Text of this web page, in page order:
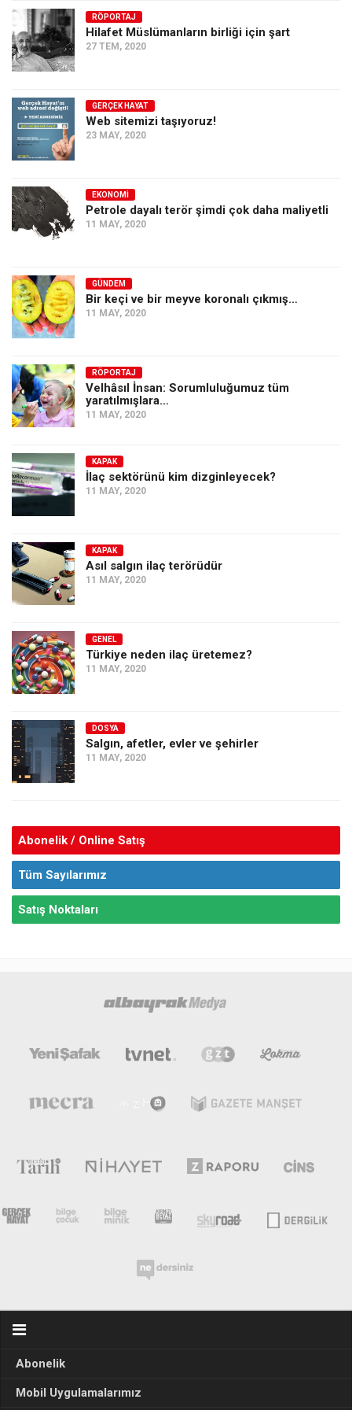
Ekonomi
Spor
Manzara
Sağlık
Gıda-Beslenme
Hayat
Siyaset
Dünya
Asya
Afrika
Avustralya
Tarih
Dosyalar
RÖPORTAJ
Hilafet Müslümanların birliği için şart
27 TEM, 2020
GERÇEK HAYAT
Web sitemizi taşıyoruz!
23 MAY, 2020
EKONOMI
Petrole dayalı terör şimdi çok daha maliyetli
11 MAY, 2020
GÜNDEM
Bir keçi ve bir meyve koronalı çıkmış…
11 MAY, 2020
RÖPORTAJ
Velhâsıl İnsan: Sorumluluğumuz tüm
yaratılmışlara…
11 MAY, 2020
KAPAK
İlaç sektörünü kim dizginleyecek?
11 MAY, 2020
KAPAK
Asıl salgın ilaç terörüdür
11 MAY, 2020
GENEL
Türkiye neden ilaç üretemez?
11 MAY, 2020
DOSYA
Salgın, afetler, evler ve şehirler
11 MAY, 2020
Abonelik / Online Satış
Tüm Sayılarımız
Satış Noktaları
Abonelik
Mobil Uygulamalarımız